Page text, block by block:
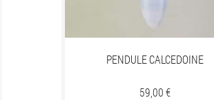
PENDULE CALCEDOINE
Prix
59,00 €